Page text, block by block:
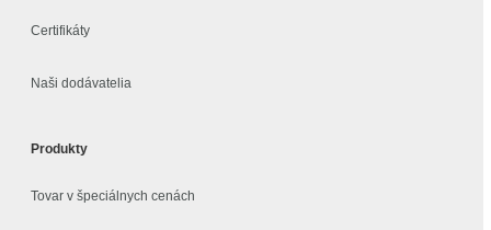
Certifikáty
Naši dodávatelia
Produkty
Tovar v špeciálnych cenách